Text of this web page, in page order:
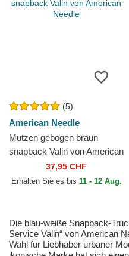
(5)
American Needle
Mützen gebogen braun
snapback Valin von American
37,95 CHF
Erhalten Sie es bis 11 - 12 Aug.
Die blau-weiße Snapback-
Service Valin“ von American
Wahl für Liebhaber urbaner